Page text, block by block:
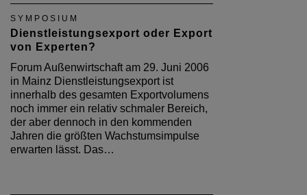
SYMPOSIUM
Dienstleistungsexport oder Export
von Experten?
Forum Außenwirtschaft am 29. Juni 2006
in Mainz Dienstleistungsexport ist
innerhalb des gesamten Exportvolumens
noch immer ein relativ schmaler Bereich,
der aber dennoch in den kommenden
Jahren die größten Wachstumsimpulse
erwarten lässt. Das…